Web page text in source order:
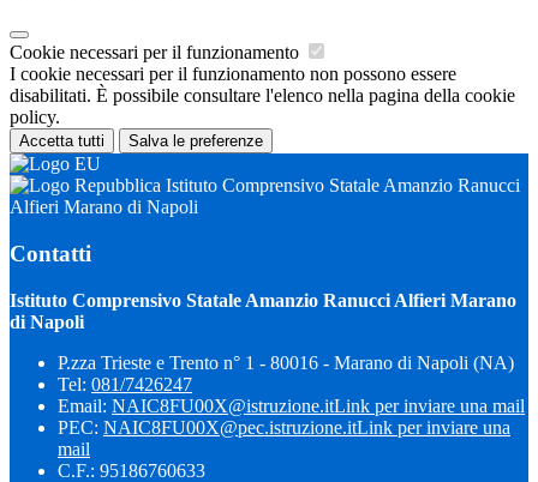
Cookie necessari per il funzionamento
I cookie necessari per il funzionamento non possono essere
disabilitati. È possibile consultare l'elenco nella pagina della cookie
policy.
Accetta tutti Salva le preferenze
Istituto Comprensivo Statale Amanzio Ranucci
Alfieri Marano di Napoli
Contatti
Istituto Comprensivo Statale Amanzio Ranucci Alfieri Marano
di Napoli
P.zza Trieste e Trento n° 1 - 80016 - Marano di Napoli (NA)
Tel: 081/7426247
Email: NAIC8FU00X@istruzione.itLink per inviare una mail
PEC: NAIC8FU00X@pec.istruzione.itLink per inviare una
mail
C.F.: 95186760633